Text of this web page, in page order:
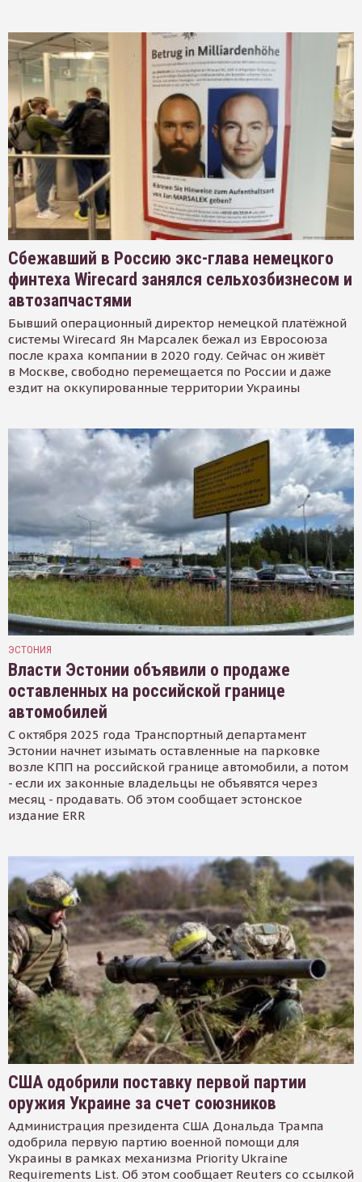
Сбежавший в Россию экс-глава немецкого
финтеха Wirecard занялся сельхозбизнесом и
автозапчастями
Бывший операционный директор немецкой платёжной
системы Wirecard Ян Марсалек бежал из Евросоюза
после краха компании в 2020 году. Сейчас он живёт
в Москве, свободно перемещается по России и даже
ездит на оккупированные территории Украины
ЭСТОНИЯ
Власти Эстонии объявили о продаже
оставленных на российской границе
автомобилей
С октября 2025 года Транспортный департамент
Эстонии начнет изымать оставленные на парковке
возле КПП на российской границе автомобили, а потом
- если их законные владельцы не объявятся через
месяц - продавать. Об этом сообщает эстонское
издание ERR
США одобрили поставку первой партии
оружия Украине за счет союзников
Администрация президента США Дональда Трампа
одобрила первую партию военной помощи для
Украины в рамках механизма Priority Ukraine
Requirements List. Об этом сообщает Reuters со ссылкой